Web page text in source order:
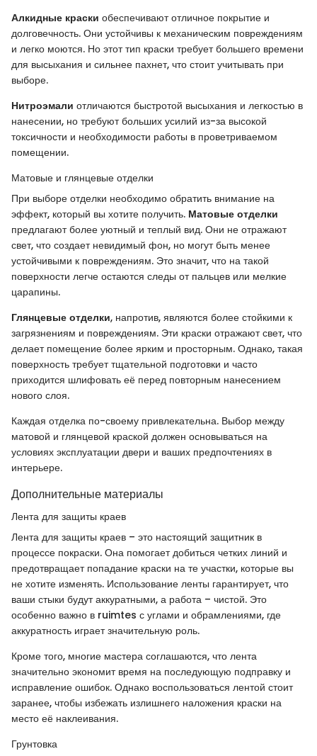
Алкидные краски обеспечивают отличное покрытие и
долговечность. Они устойчивы к механическим повреждениям
и легко моются. Но этот тип краски требует большего времени
для высыхания и сильнее пахнет, что стоит учитывать при
выборе.
Нитроэмали отличаются быстротой высыхания и легкостью в
нанесении, но требуют больших усилий из-за высокой
токсичности и необходимости работы в проветриваемом
помещении.
Матовые и глянцевые отделки
При выборе отделки необходимо обратить внимание на
эффект, который вы хотите получить. Матовые отделки
предлагают более уютный и теплый вид. Они не отражают
свет, что создает невидимый фон, но могут быть менее
устойчивыми к повреждениям. Это значит, что на такой
поверхности легче остаются следы от пальцев или мелкие
царапины.
Глянцевые отделки, напротив, являются более стойкими к
загрязнениям и повреждениям. Эти краски отражают свет, что
делает помещение более ярким и просторным. Однако, такая
поверхность требует тщательной подготовки и часто
приходится шлифовать её перед повторным нанесением
нового слоя.
Каждая отделка по-своему привлекательна. Выбор между
матовой и глянцевой краской должен основываться на
условиях эксплуатации двери и ваших предпочтениях в
интерьере.
Дополнительные материалы
Лента для защиты краев
Лента для защиты краев – это настоящий защитник в
процессе покраски. Она помогает добиться четких линий и
предотвращает попадание краски на те участки, которые вы
не хотите изменять. Использование ленты гарантирует, что
ваши стыки будут аккуратными, а работа – чистой. Это
особенно важно в ruimtes с углами и обрамлениями, где
аккуратность играет значительную роль.
Кроме того, многие мастера соглашаются, что лента
значительно экономит время на последующую подправку и
исправление ошибок. Однако воспользоваться лентой стоит
заранее, чтобы избежать излишнего наложения краски на
место её наклеивания.
Грунтовка